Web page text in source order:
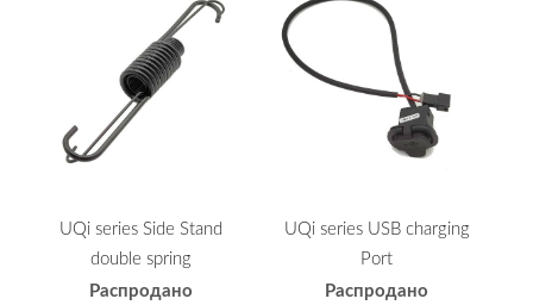
UQi series Side Stand
double spring
Распродано
UQi series USB charging
Port
Распродано